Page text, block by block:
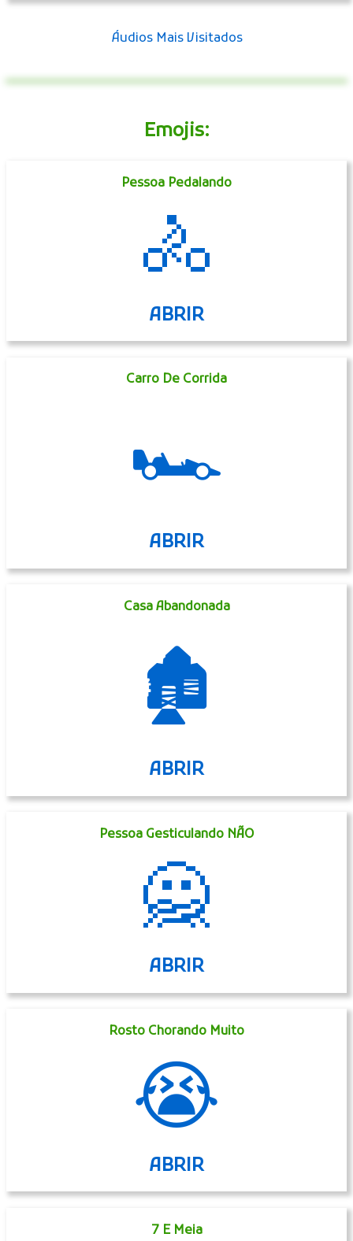
Áudios Mais Visitados
Emojis:
Pessoa Pedalando
🚴
ABRIR
Carro De Corrida
🏎
ABRIR
Casa Abandonada
🏚
ABRIR
Pessoa Gesticulando NÃO
🙅
ABRIR
Rosto Chorando Muito
😭
ABRIR
7 E Meia